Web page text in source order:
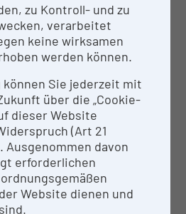
).
gegen Gebühr.
ZUR
ist die
Mineralogie zur
Bestimmung des
pulverförmigen oder
Festkörperproben. Sie ist
Methode, die auch
über den atomaren
zu Kontroll- und zu
verarbeitet
keine wirksamen
werden können.
Sie jederzeit mit
über die „Cookie-
dieser Website
(Art 21
Ausgenommen davon
erforderlichen
Website dienen und